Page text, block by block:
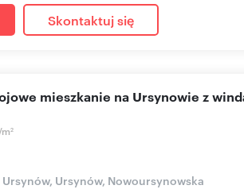
Skontaktuj się
2
mieszkanie na Ursynowie z
Ursynów, Nowoursynowska